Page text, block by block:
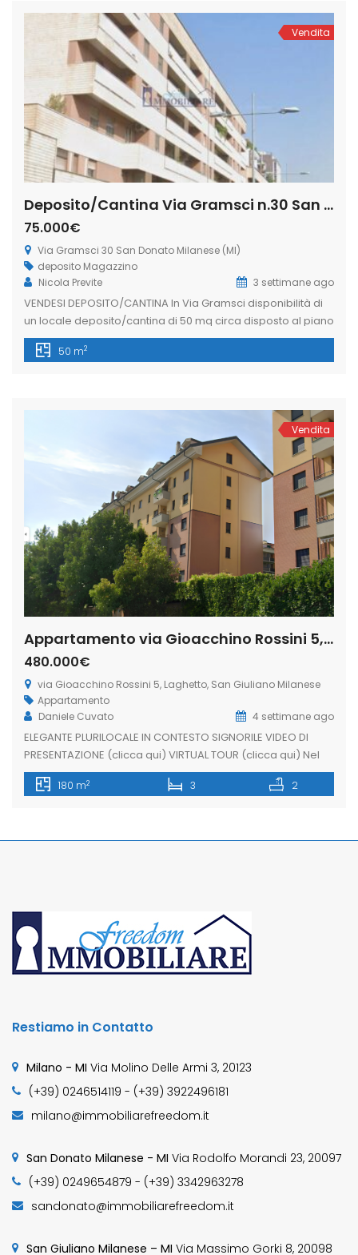
impreziosito da un affascinante tetto mansardato con
generose altezze, che […]
Vendita
Deposito/Cantina Via Gramsci n.30 San Donato Milanese (Rif. SDIFN111 bis)
75.000€
Via Gramsci 30 San Donato Milanese (MI)
deposito Magazzino
Nicola Previte
3 settimane ago
VENDESI DEPOSITO/CANTINA In Via Gramsci disponibilità di
un locale deposito/cantina di 50 mq circa disposto al piano
interrato di uno stabile residenziale, facilmente
raggiungibile dall’esterno tramite rampa carrabile e
funzionalità in posizione centrale. Libero subito!
50 m2
Vendita
Appartamento via Gioacchino Rossini 5, Laghetto, San Giuliano Milanese (Rif. SGM92)
480.000€
via Gioacchino Rossini 5, Laghetto, San Giuliano Milanese
Appartamento
Daniele Cuvato
4 settimane ago
ELEGANTE PLURILOCALE IN CONTESTO SIGNORILE VIDEO DI
PRESENTAZIONE (clicca qui) VIRTUAL TOUR (clicca qui) Nel
cuore della ricercata zona Laghetto, una delle aree più
esclusive di San Giuliano Milanese, proponiamo una
L’abitazione conquista fin dal primo sguardo grazie alla
180 m2 3 2
Restiamo in Contatto
Milano - MI Via Molino Delle Armi 3, 20123
(+39) 0246514119 - (+39) 3922496181
milano@immobiliarefreedom.it
San Donato Milanese - MI Via Rodolfo Morandi 23, 20097
(+39) 0249654879 - (+39) 3342963278
sandonato@immobiliarefreedom.it
San Giuliano Milanese – MI Via Massimo Gorki 8, 20098